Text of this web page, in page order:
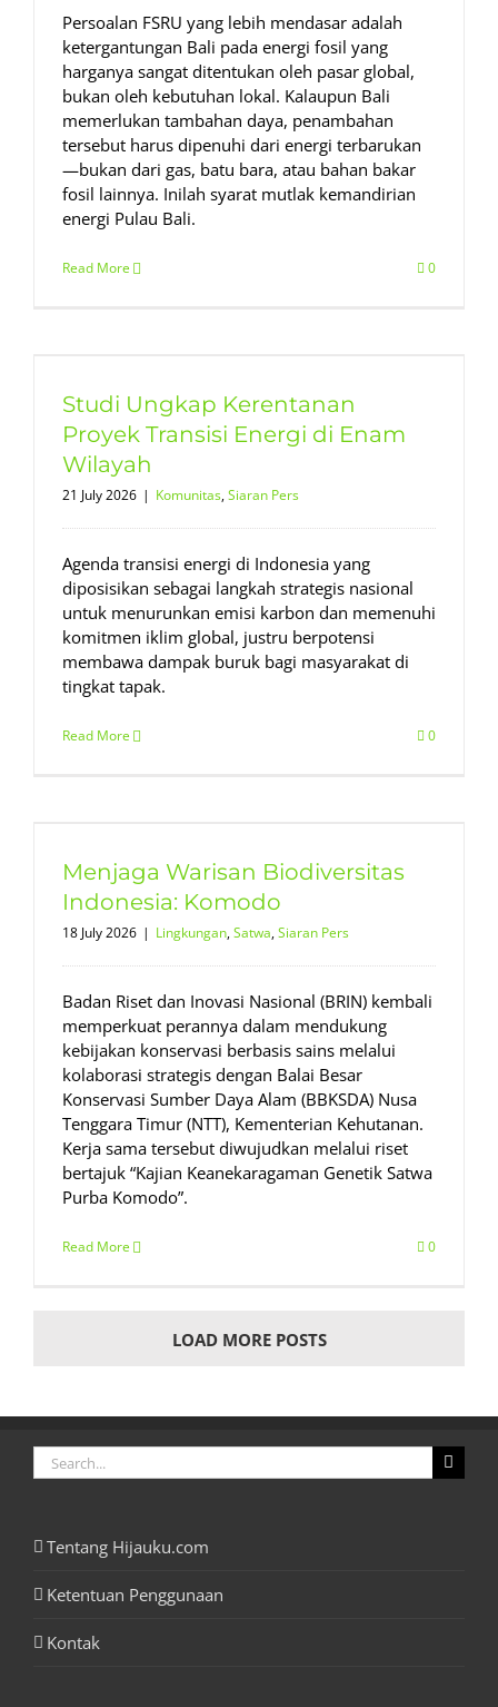
Persoalan FSRU yang lebih mendasar adalah
ketergantungan Bali pada energi fosil yang
harganya sangat ditentukan oleh pasar global,
bukan oleh kebutuhan lokal. Kalaupun Bali
memerlukan tambahan daya, penambahan
tersebut harus dipenuhi dari energi terbarukan
—bukan dari gas, batu bara, atau bahan bakar
fosil lainnya. Inilah syarat mutlak kemandirian
energi Pulau Bali.
Read More 0
Studi Ungkap Kerentanan
Proyek Transisi Energi di Enam
Wilayah
21 July 2026 | Komunitas,Siaran Pers
Agenda transisi energi di Indonesia yang
diposisikan sebagai langkah strategis nasional
untuk menurunkan emisi karbon dan memenuhi
komitmen iklim global, justru berpotensi
membawa dampak buruk bagi masyarakat di
tingkat tapak.
Read More 0
Menjaga Warisan Biodiversitas
Indonesia: Komodo
18 July 2026 | Lingkungan,Satwa,Siaran Pers
Badan Riset dan Inovasi Nasional (BRIN) kembali
memperkuat perannya dalam mendukung
kebijakan konservasi berbasis sains melalui
kolaborasi strategis dengan Balai Besar
Konservasi Sumber Daya Alam (BBKSDA) Nusa
Tenggara Timur (NTT), Kementerian Kehutanan.
Kerja sama tersebut diwujudkan melalui riset
bertajuk “Kajian Keanekaragaman Genetik Satwa
Purba Komodo”.
Read More 0
LOAD MORE POSTS
Search
for:
Tentang Hijauku.com
Ketentuan Penggunaan
Kontak